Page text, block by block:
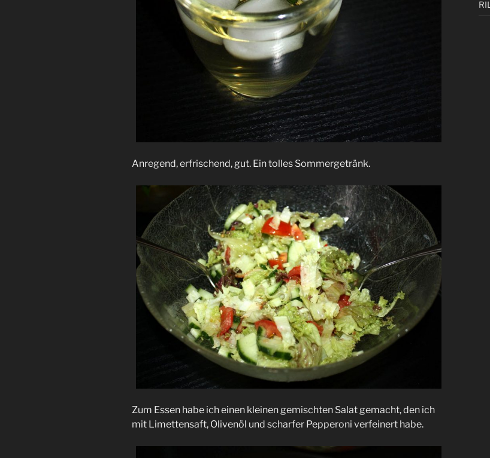
Anregend, erfrischend, gut. Ein tolles Sommergetränk.
Zum Essen habe ich einen kleinen gemischten Salat gemacht, den ich
mit Limettensaft, Olivenöl und scharfer Pepperoni verfeinert habe.